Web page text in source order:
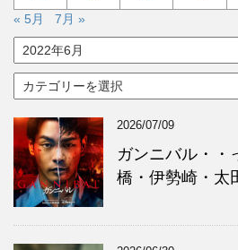
« 5月
7月 »
ア
ー
カ
イ
ブ
カ
テ
ゴ
ー
2026/07/09
ガンニバル・・
橋・伊勢崎・太